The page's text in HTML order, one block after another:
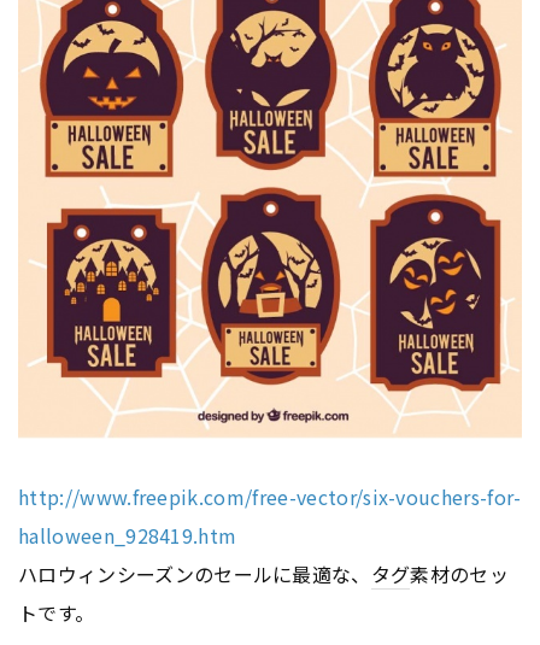
http://www.freepik.com/free-vector/six-vouchers-for-
halloween_928419.htm
ハロウィンシーズンのセールに最適な、 タグ素材のセッ
トです。